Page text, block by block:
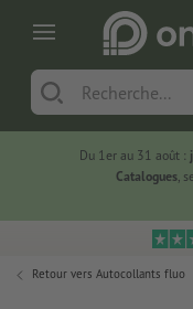
Du 1er au 31 août :
Catalogues,
Retour vers Autocollants fluo